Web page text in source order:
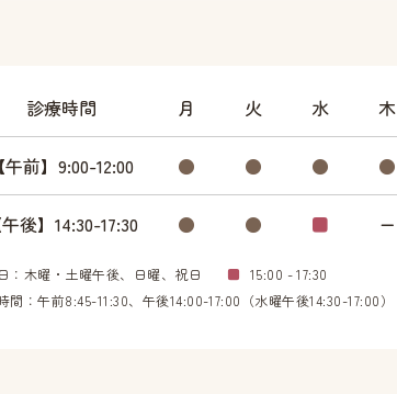
診療時間 月 火 水 木
【午前】9:00-12:00 ● ● ● ●
午後】14:30-17:30 ● ● ■ ー
：木曜・土曜午後、日曜、祝日 ■ 15:00 - 17:30
間：午前8:45-11:30、午後14:00-17:00（水曜午後14:30-17:00）